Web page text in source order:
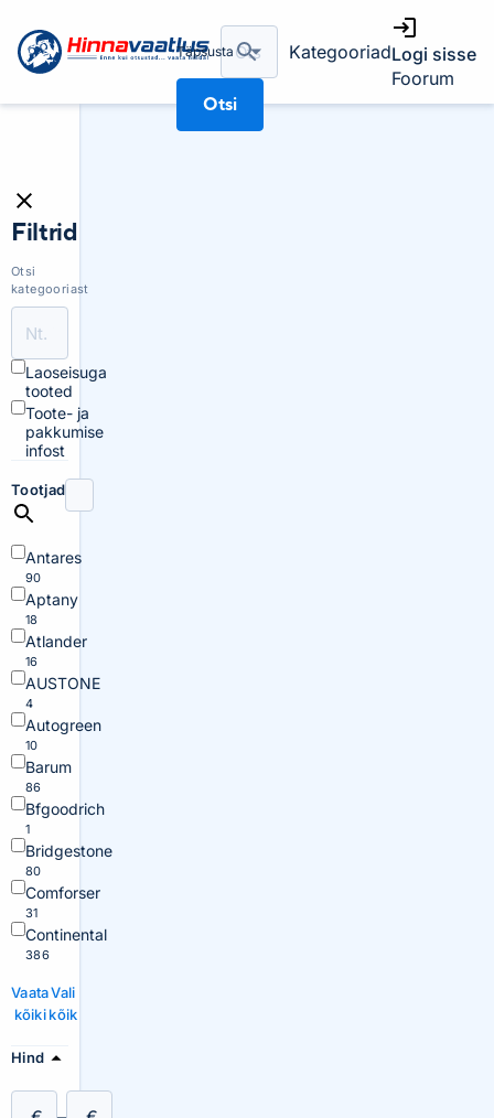
Täpsusta
Otsi
KategooriadLogi sisse
Foorum
Filtrid
Otsi
kategooriast
Laoseisuga
tooted
Toote- ja
pakkumise
infost
Tootjad
Antares
90
Aptany
18
Atlander
16
AUSTONE
4
Autogreen
10
Barum
86
Bfgoodrich
1
Bridgestone
80
Comforser
31
Continental
386
Vaata
kõiki
Vali
kõik
Hind